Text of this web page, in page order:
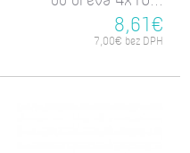
8,61€
7,00€ bez DPH